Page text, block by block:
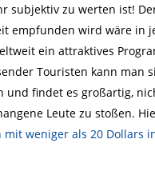
subjektiv zu werten ist!
empfunden wird wäre in
ein attraktives
Touristen kann man
und findet es großartig,
Leute zu stoßen.
mit weniger als 20 Dollars